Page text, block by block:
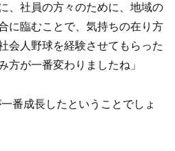
、社員の方々のために、地域の
に臨むことで、気持ちの在り方
会人野球を経験させてもらった
方が一番変わりましたね」
番成長したということでしょ